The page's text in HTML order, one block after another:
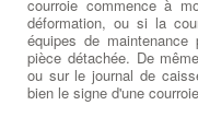
courroie commence à
déformation, ou si la
équipes de
pièce détachée. De
ou sur le journal de
bien le signe d'une